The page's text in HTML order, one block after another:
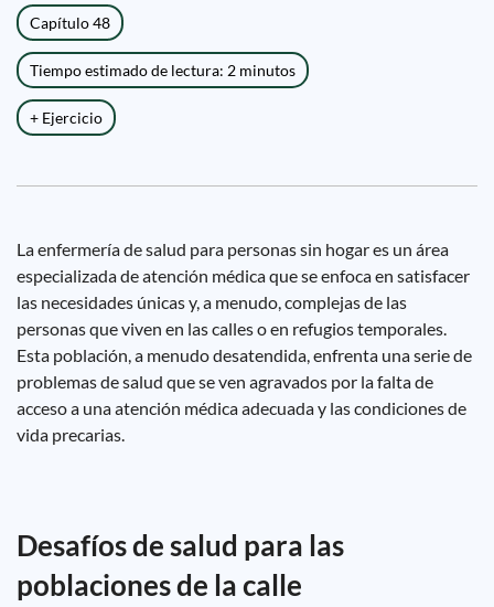
Capítulo 48
Tiempo estimado de lectura: 2 minutos
+ Ejercicio
La enfermería de salud para personas sin hogar es un área
especializada de atención médica que se enfoca en satisfacer
las necesidades únicas y, a menudo, complejas de las
personas que viven en las calles o en refugios temporales.
Esta población, a menudo desatendida, enfrenta una serie de
problemas de salud que se ven agravados por la falta de
acceso a una atención médica adecuada y las condiciones de
vida precarias.
Desafíos de salud para las
poblaciones de la calle